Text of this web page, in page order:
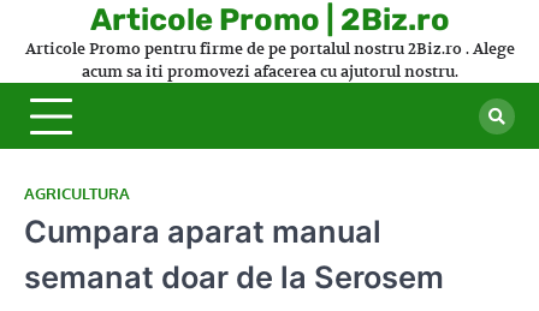
Articole Promo | 2Biz.ro
Articole Promo pentru firme de pe portalul nostru 2Biz.ro . Alege
acum sa iti promovezi afacerea cu ajutorul nostru.
AGRICULTURA
Cumpara aparat manual
semanat doar de la Serosem